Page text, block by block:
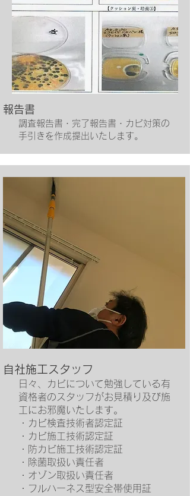
​報告書
​調査報告書・完了報告書・カビ対策の
手引きを作成提出いたします。
​自社施工スタッフ
日々、カビについて勉強している有
資格者のスタッフがお見積り及び施
工にお邪魔いたします。
・カビ検査技術者認定証
・カビ施工技術認定証
・防カビ施工技術認定証
・除菌取扱い責任者
・オゾン取扱い責任者
・フルハーネス型安全帯使用証